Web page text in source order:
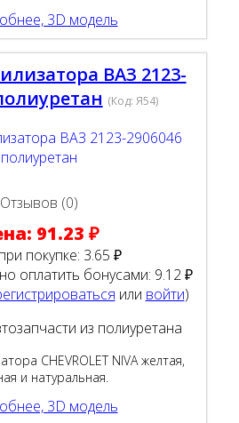
3D модель
ВАЗ 2123-
(Код: Я54)
Отзывов (0)
91.23 ₽
покупке: 3.65 ₽
оплатить бонусами: 9.12 ₽
или войти)
из полиуретана
CHEVROLET NIVA желтая,
и натуральная.
3D модель